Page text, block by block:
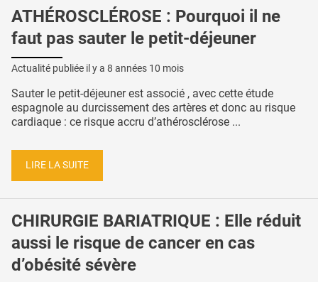
ATHÉROSCLÉROSE : Pourquoi il ne
faut pas sauter le petit-déjeuner
Actualité publiée il y a 8 années 10 mois
Sauter le petit-déjeuner est associé , avec cette étude
espagnole au durcissement des artères et donc au risque
cardiaque : ce risque accru d’athérosclérose ...
LIRE LA SUITE
CHIRURGIE BARIATRIQUE : Elle réduit
aussi le risque de cancer en cas
d’obésité sévère